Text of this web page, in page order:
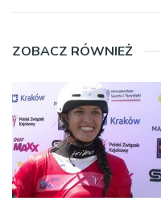
ZOBACZ RÓWNIEŻ